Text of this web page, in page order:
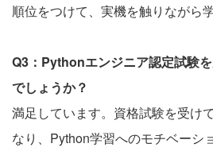
順位をつけて、実機を触りながら
Q3：Pythonエンジニア認定試験
でしょうか？
満足しています。資格試験を受け
なり、Python学習へのモチベーシ